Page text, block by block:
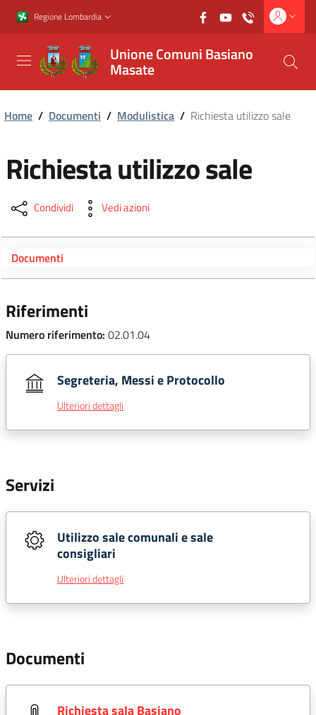
Vai al contenuto principale
Vai al footer
Regione Lombardia
Unione Comuni Basiano
Masate
Home / Documenti / Modulistica / Richiesta utilizzo sale
Richiesta utilizzo sale
Condividi Vedi azioni
Documenti
Riferimenti
Numero riferimento: 02.01.04
Segreteria, Messi e Protocollo
Ulteriori dettagli
Servizi
Utilizzo sale comunali e sale
consigliari
Ulteriori dettagli
Documenti
Richiesta sala Basiano